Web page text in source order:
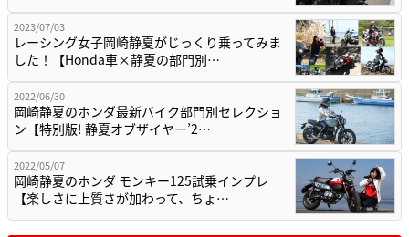
2023/07/03
レーシング女子岡崎静夏がじっくり乗ってみま
した！【Honda車×静夏の部門別…
2022/06/30
岡崎静夏のホンダ最新バイク部門別セレクショ
ン【特別版! 静夏オブザイヤー’2…
2022/05/07
岡崎静夏のホンダ モンキー125試乗インプレ
【楽しさに上質さが加わって、ちょ…